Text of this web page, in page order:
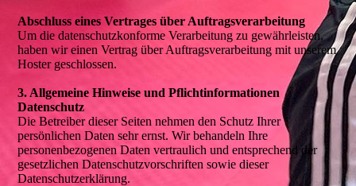
Abschluss eines Vertrages über Auftragsverarbeitung
Um die datenschutzkonforme Verarbeitung zu gewährleisten,
haben wir einen Vertrag über Auftragsverarbeitung mit unserem
Hoster geschlossen.
3. Allgemeine Hinweise und Pflichtinformationen
Datenschutz
Die Betreiber dieser Seiten nehmen den Schutz Ihrer
persönlichen Daten sehr ernst. Wir behandeln Ihre
personenbezogenen Daten vertraulich und entsprechend der
gesetzlichen Datenschutzvorschriften sowie dieser
Datenschutzerklärung.